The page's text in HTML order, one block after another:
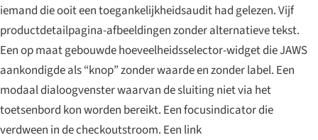
iemand die ooit een toegankelijkheidsaudit had gelezen. Vijf
productdetailpagina-afbeeldingen zonder alternatieve tekst.
Een op maat gebouwde hoeveelheidsselector-widget die JAWS
aankondigde als “knop” zonder waarde en zonder label. Een
modaal dialoogvenster waarvan de sluiting niet via het
toetsenbord kon worden bereikt. Een focusindicator die
verdween in de checkoutstroom. Een link